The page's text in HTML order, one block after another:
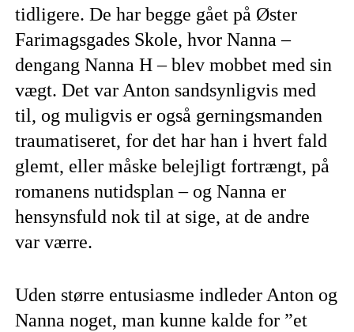
tidligere. De har begge gået på Øster
Farimagsgades Skole, hvor Nanna –
dengang Nanna H – blev mobbet med sin
vægt. Det var Anton sandsynligvis med
til, og muligvis er også gerningsmanden
traumatiseret, for det har han i hvert fald
glemt, eller måske belejligt fortrængt, på
romanens nutidsplan – og Nanna er
hensynsfuld nok til at sige, at de andre
var værre.
Uden større entusiasme indleder Anton og
Nanna noget, man kunne kalde for ”et